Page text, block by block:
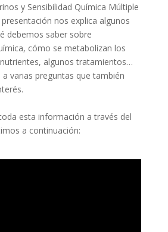
y Sensibilidad Química Múltiple
nos explica algunos
debemos saber sobre
cómo se metabolizan los
algunos tratamientos…
varias preguntas que también
esta información a través del
a continuación: